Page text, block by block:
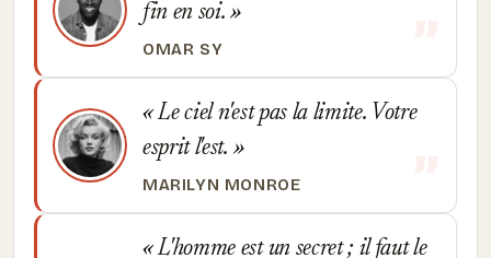
fin en soi.
OMAR SY
Le ciel n'est pas la limite. Votre
esprit l'est.
MARILYN MONROE
L'homme est un secret ; il faut le